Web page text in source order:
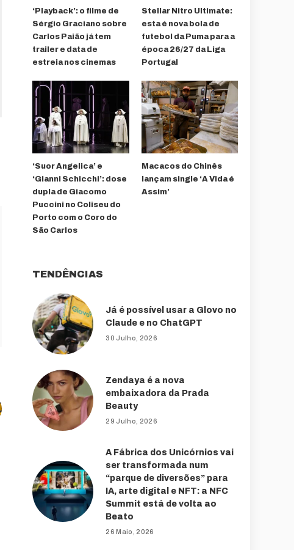
‘Playback’: o filme de
Sérgio Graciano sobre
Carlos Paião já tem
trailer e data de
estreia nos cinemas
Stellar Nitro Ultimate:
esta é nova bola de
futebol da Puma para a
época 26/27 da Liga
Portugal
‘Suor Angelica’ e
‘Gianni Schicchi’: dose
dupla de Giacomo
Puccini no Coliseu do
Porto com o Coro do
São Carlos
Macacos do Chinês
lançam single ‘A Vida é
Assim’
TENDÊNCIAS
Já é possível usar a Glovo no
Claude e no ChatGPT
30 Julho, 2026
Zendaya é a nova
embaixadora da Prada
Beauty
29 Julho, 2026
A Fábrica dos Unicórnios vai
ser transformada num
“parque de diversões” para
IA, arte digital e NFT: a NFC
Summit está de volta ao
Beato
26 Maio, 2026